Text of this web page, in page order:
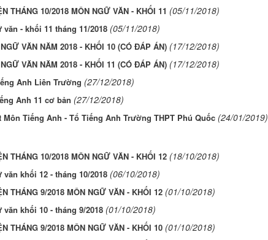
THÁNG 10/2018 MÔN NGỮ VĂN - KHỐI 11 (05/11/2018)
- khối 11 tháng 11/2018 (05/11/2018)
VĂN NĂM 2018 - KHỐI 10 (CÓ ĐÁP ÁN) (17/12/2018)
VĂN NĂM 2018 - KHỐI 11 (CÓ ĐÁP ÁN) (17/12/2018)
Anh Liên Trường (27/12/2018)
Anh 11 cơ bản (27/12/2018)
Tiếng Anh - Tổ Tiếng Anh Trường THPT Phú Quốc (24/01/2019)
THÁNG 10/2018 MÔN NGỮ VĂN - KHỐI 12 (18/10/2018)
khối 12 - tháng 10/2018 (06/10/2018)
THÁNG 9/2018 MÔN NGỮ VĂN - KHỐI 12 (01/10/2018)
khối 10 - tháng 9/2018 (01/10/2018)
THÁNG 9/2018 MÔN NGỮ VĂN - KHỐI 10 (01/10/2018)